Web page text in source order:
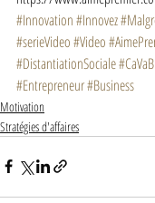
#Innovation#Innovez
#serieVideo#Video
#DistantiationSociale
#Entrepreneur#Business
Motivation
Stratégies d'affaires